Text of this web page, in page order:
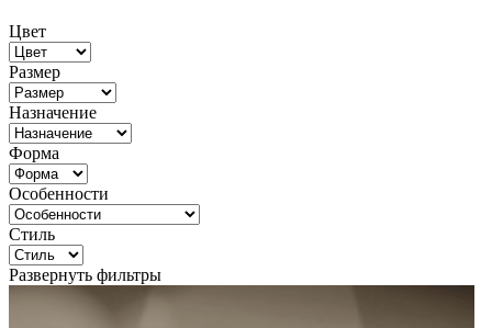
Цвет
Размер
Назначение
Форма
Особенности
Стиль
Развернуть фильтры